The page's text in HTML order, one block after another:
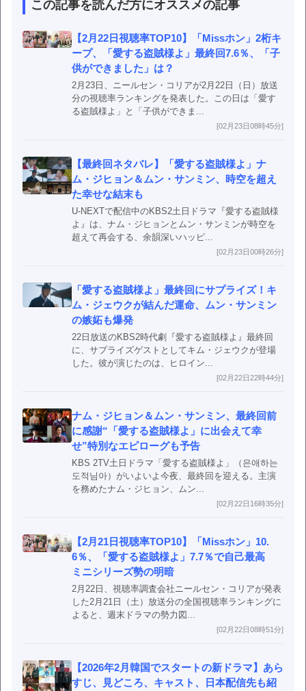
この記事を読んだ方にオススメの記事
【2月22日視聴率TOP10】「Missホン」2桁キ
ープ、「愛する盗賊様よ」最終回7.6％、「子
供ができました」は？
2月23日、ニールセン・コリアが2月22日（日）放送
分の視聴率ランキングを発表した。この日は「愛す
る盗賊様よ」と「子供ができま...
[02月23日08時45分]
【最終回ネタバレ】「愛する盗賊様よ」ナ
ム・ジヒョン＆ムン・サンミン、時空を超え
た幸せな結末も
U-NEXTで配信中のKBS2土日ドラマ『愛する盗賊様
よ』は、ナム・ジヒョンとムン・サンミンが時空を
超えて再会する、余韻深いハッピ...
[02月23日00時26分]
「愛する盗賊様よ」最終回にサプライズ！キ
ム・ジェウクが結んだ運命、ムン・サンミン
の嫉妬も爆発
22日放送のKBS2時代劇『愛する盗賊様よ』最終回
に、サプライズゲストとしてキム・ジェウクが登場
した。彼が演じたのは、ヒロイン...
[02月22日22時44分]
ナム・ジヒョン＆ムン・サンミン、最終回前
に感謝“「愛する盗賊様よ」に出会えて幸
せ”特別なエピローグも予告
KBS 2TV土日ドラマ「愛する盗賊様よ」（은애하는
도적님아）がいよいよ今夜、最終回を迎える。主演
を務めたナム・ジヒョン、ムン...
[02月22日16時35分]
【2月21日視聴率TOP10】「Missホン」10.
6％、「愛する盗賊様よ」7.7％で自己最高
ミニシリーズ勢の明暗
2月22日、視聴率調査会社ニールセン・コリアが発表
した2月21日（土）放送分の全国視聴率ランキングに
よると、週末ドラマの勢力図...
[02月22日08時51分]
【2026年2月韓国でスタートの新ドラマ】あら
すじ、見どころ、キャスト、日本配信先も紹